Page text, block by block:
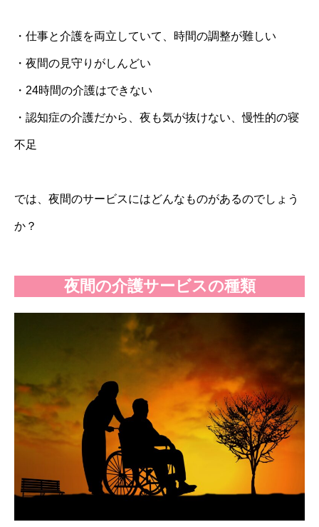
・仕事と介護を両立していて、時間の調整が難しい
・夜間の見守りがしんどい
・24時間の介護はできない
・認知症の介護だから、夜も気が抜けない、慢性的の寝
不足
では、夜間のサービスにはどんなものがあるのでしょう
か？
夜間の介護サービスの種類